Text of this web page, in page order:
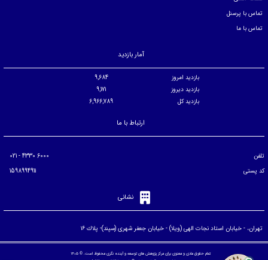
تماس با پرسنل
تماس با ما
آمار بازدید
بازدید امروز
9,684
بازدید دیروز
9,171
بازدید کل
6,966,789
ارتباط با ما
تلفن
کد پستی
نشانی
تهران، - خيابان استاد نجات الهی (ويلا) - خيابان جعفر شهری (سپند)- پلاك ۱۶
تمام حقوق مادی و معنوی برای مرکز پژوهش های توسعه و آینده نگری محفوظ است. © ۱۴۰۵